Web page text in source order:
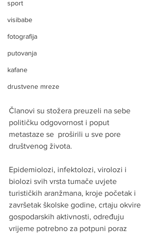
sport
visibabe
fotografija
putovanja
kafane
drustvene mreze
Članovi su stožera preuzeli na sebe
političku odgovornost i poput
metastaze se  proširili u sve pore
društvenog života.
Epidemiolozi, infektolozi, virolozi i
biolozi svih vrsta tumače uvjete
turističkih aranžmana, kroje početak i
završetak školske godine, crtaju okvire
gospodarskih aktivnosti, određuju
vrijeme potrebno za potpuni poraz